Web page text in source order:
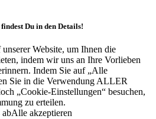
Du in den Details!
Website, um Ihnen die
indem wir uns an Ihre Vorlieben
Indem Sie auf „Alle
Sie in die Verwendung ALLER
„Cookie-Einstellungen“ besuchen,
zu erteilen.
abAlle akzeptieren